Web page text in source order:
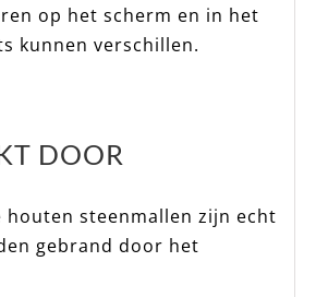
op het scherm en in het
kunnen verschillen.
DOOR
houten steenmallen zijn echt
gebrand door het